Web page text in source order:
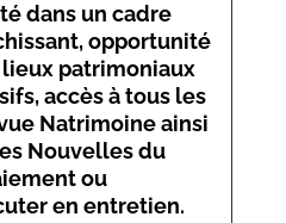
dans un cadre
opportunité
patrimoniaux
accès à tous les
Natrimoine ainsi
Nouvelles du
ou
en entretien.